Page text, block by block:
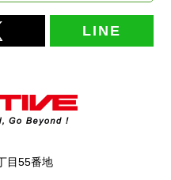
LINE
目55番地